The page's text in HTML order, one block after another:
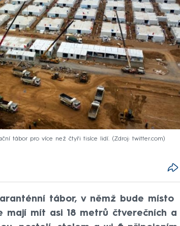
tábor pro více než čtyři tisíce lidí. Zdroj: twitter.com
tábor, v němž bude místo
mají mít asi 18 metrů čtverečních a